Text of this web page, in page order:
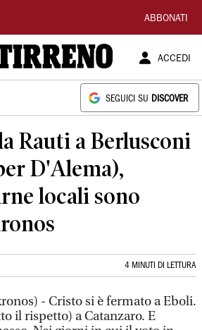
ABBONATI
ACCEDI
SEGUICI SU DISCOVER
Rauti a Berlusconi
D'Alema),
locali sono
4 MINUTI DI LETTURA
- Cristo si è fermato a Eboli.
il rispetto) a Catanzaro. E